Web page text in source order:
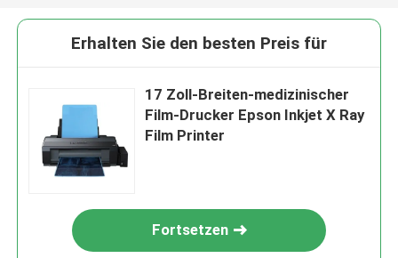
Erhalten Sie den besten Preis für
17 Zoll-Breiten-medizinischer
Film-Drucker Epson Inkjet X Ray
Film Printer
Fortsetzen